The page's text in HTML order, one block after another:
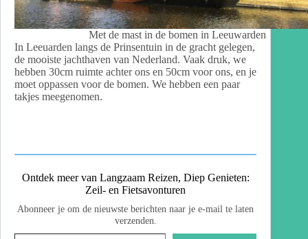
Met de mast in de bomen in Leeuwarden
In Leeuarden langs de Prinsentuin in de gracht gelegen,
de mooiste jachthaven van Nederland. Vaak druk, we
hebben 30cm ruimte achter ons en 50cm voor ons, en je
moet oppassen voor de bomen. We hebben een paar
takjes meegenomen.
Ontdek meer van Langzaam Reizen, Diep Genieten:
Zeil- en Fietsavonturen
Abonneer je om de nieuwste berichten naar je e-mail te laten
verzenden.